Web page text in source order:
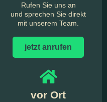
Rufen Sie uns an
und sprechen Sie direkt
mit unserem Team.
jetzt anrufen
vor Ort